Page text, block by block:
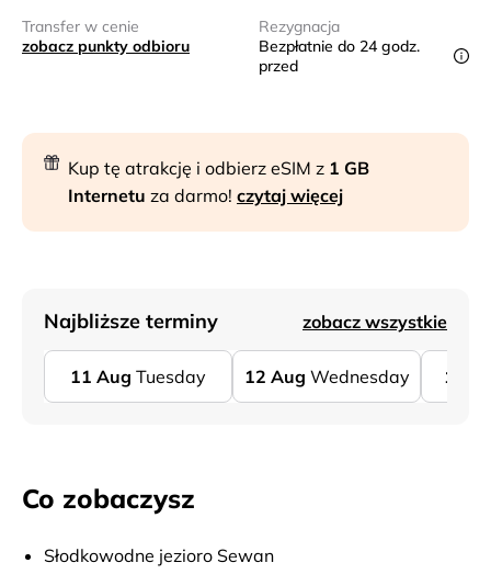
Transfer w cenie
zobacz punkty odbioru
Rezygnacja
Bezpłatnie do 24 godz.
przed
Kup tę atrakcję i odbierz eSIM z 1 GB
Internetu za darmo! czytaj więcej
Najbliższe terminy zobacz wszystkie
11 Aug Tuesday 12 Aug Wednesday 13
Co zobaczysz
Słodkowodne jezioro Sewan